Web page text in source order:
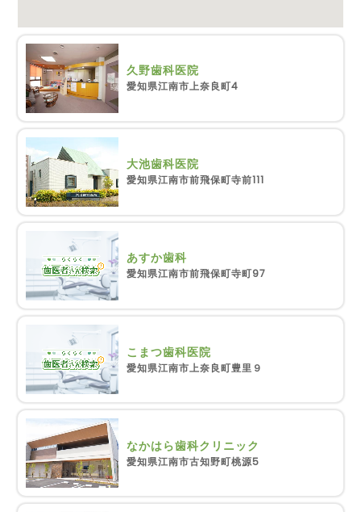
久野歯科医院
愛知県江南市上奈良町4
大池歯科医院
愛知県江南市前飛保町寺前111
あすか歯科
愛知県江南市前飛保町寺町97
こまつ歯科医院
愛知県江南市上奈良町豊里９
なかはら歯科クリニック
愛知県江南市古知野町桃源5